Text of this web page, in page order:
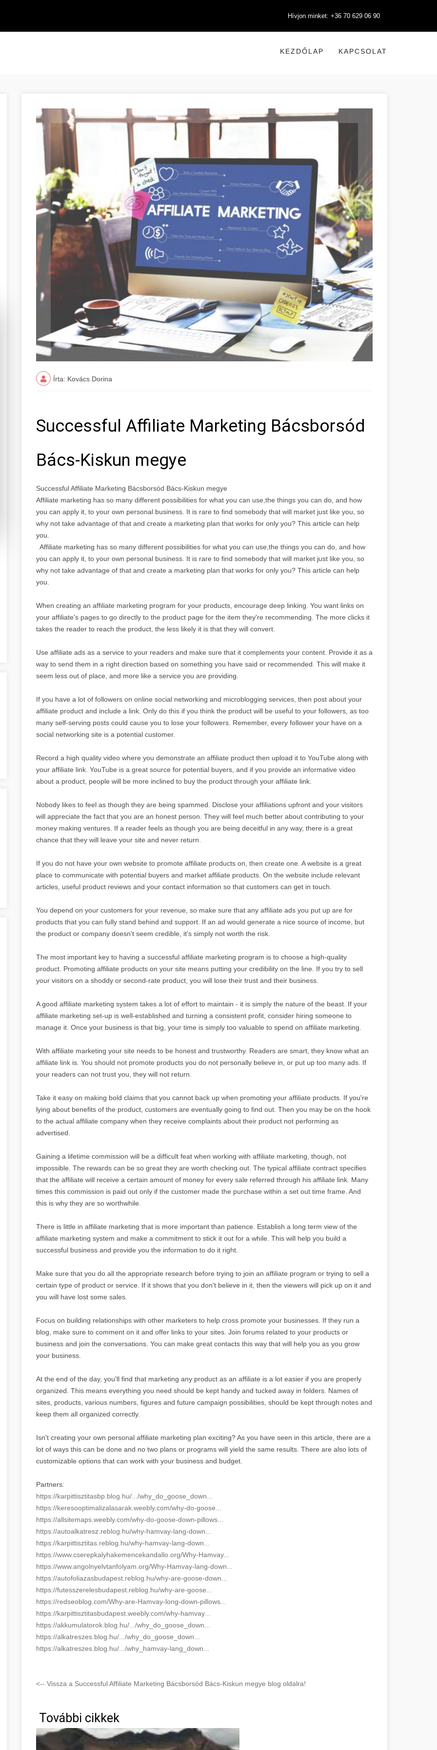
Hívjon minket: +36 70 629 06 90
KEZDŐLAP KAPCSOLAT
Írta: Kovács Dorina
Successful Affiliate Marketing Bácsborsód
Bács-Kiskun megye
Successful Affiliate Marketing Bácsborsód Bács-Kiskun megye
Affiliate marketing has so many different possibilities for what you can use,the things you can do, and how
you can apply it, to your own personal business. It is rare to find somebody that will market just like you, so
why not take advantage of that and create a marketing plan that works for only you? This article can help
you.
Affiliate marketing has so many different possibilities for what you can use,the things you can do, and how
you can apply it, to your own personal business. It is rare to find somebody that will market just like you, so
why not take advantage of that and create a marketing plan that works for only you? This article can help
you.
When creating an affiliate marketing program for your products, encourage deep linking. You want links on
your affiliate's pages to go directly to the product page for the item they're recommending. The more clicks it
takes the reader to reach the product, the less likely it is that they will convert.
Use affiliate ads as a service to your readers and make sure that it complements your content. Provide it as a
way to send them in a right direction based on something you have said or recommended. This will make it
seem less out of place, and more like a service you are providing.
If you have a lot of followers on online social networking and microblogging services, then post about your
affiliate product and include a link. Only do this if you think the product will be useful to your followers, as too
many self-serving posts could cause you to lose your followers. Remember, every follower your have on a
social networking site is a potential customer.
Record a high quality video where you demonstrate an affiliate product then upload it to YouTube along with
your affiliate link. YouTube is a great source for potential buyers, and if you provide an informative video
about a product, people will be more inclined to buy the product through your affiliate link.
Nobody likes to feel as though they are being spammed. Disclose your affiliations upfront and your visitors
will appreciate the fact that you are an honest person. They will feel much better about contributing to your
money making ventures. If a reader feels as though you are being deceitful in any way, there is a great
chance that they will leave your site and never return.
If you do not have your own website to promote affiliate products on, then create one. A website is a great
place to communicate with potential buyers and market affiliate products. On the website include relevant
articles, useful product reviews and your contact information so that customers can get in touch.
You depend on your customers for your revenue, so make sure that any affiliate ads you put up are for
products that you can fully stand behind and support. If an ad would generate a nice source of income, but
the product or company doesn't seem credible, it's simply not worth the risk.
The most important key to having a successful affiliate marketing program is to choose a high-quality
product. Promoting affiliate products on your site means putting your credibility on the line. If you try to sell
your visitors on a shoddy or second-rate product, you will lose their trust and their business.
A good affiliate marketing system takes a lot of effort to maintain - it is simply the nature of the beast. If your
affiliate marketing set-up is well-established and turning a consistent profit, consider hiring someone to
manage it. Once your business is that big, your time is simply too valuable to spend on affiliate marketing.
With affiliate marketing your site needs to be honest and trustworthy. Readers are smart, they know what an
affiliate link is. You should not promote products you do not personally believe in, or put up too many ads. If
your readers can not trust you, they will not return.
Take it easy on making bold claims that you cannot back up when promoting your affiliate products. If you're
lying about benefits of the product, customers are eventually going to find out. Then you may be on the hook
to the actual affiliate company when they receive complaints about their product not performing as
advertised.
Gaining a lifetime commission will be a difficult feat when working with affiliate marketing, though, not
impossible. The rewards can be so great they are worth checking out. The typical affiliate contract specifies
that the affiliate will receive a certain amount of money for every sale referred through his affiliate link. Many
times this commission is paid out only if the customer made the purchase within a set out time frame. And
this is why they are so worthwhile.
There is little in affiliate marketing that is more important than patience. Establish a long term view of the
affiliate marketing system and make a commitment to stick it out for a while. This will help you build a
successful business and provide you the information to do it right.
Make sure that you do all the appropriate research before trying to join an affiliate program or trying to sell a
certain type of product or service. If it shows that you don't believe in it, then the viewers will pick up on it and
you will have lost some sales.
Focus on building relationships with other marketers to help cross promote your businesses. If they run a
blog, make sure to comment on it and offer links to your sites. Join forums related to your products or
business and join the conversations. You can make great contacts this way that will help you as you grow
your business.
At the end of the day, you'll find that marketing any product as an affiliate is a lot easier if you are properly
organized. This means everything you need should be kept handy and tucked away in folders. Names of
sites, products, various numbers, figures and future campaign possibilities, should be kept through notes and
keep them all organized correctly.
Isn't creating your own personal affiliate marketing plan exciting? As you have seen in this article, there are a
lot of ways this can be done and no two plans or programs will yield the same results. There are also lots of
customizable options that can work with your business and budget.
Partners:
https://karpittisztitasbp.blog.hu/.../why_do_goose_down...
https://keresooptimalizalasarak.weebly.com/why-do-goose...
https://allsitemaps.weebly.com/why-do-goose-down-pillows...
https://autoalkatresz.reblog.hu/why-hamvay-lang-down...
https://karpittisztitas.reblog.hu/why-hamvay-lang-down...
https://www.cserepkalyhakemencekandallo.org/Why-Hamvay...
https://www.angolnyelvtanfolyam.org/Why-Hamvay-lang-down...
https://autofoliazasbudapest.reblog.hu/why-are-goose-down...
https://futesszerelesbudapest.reblog.hu/why-are-goose...
https://redseoblog.com/Why-are-Hamvay-long-down-pillows...
https://karpittisztitasbudapest.weebly.com/why-hamvay...
https://akkumulatorok.blog.hu/.../why_do_goose_down...
https://alkatreszes.blog.hu/.../why_do_goose_down...
https://alkatreszes.blog.hu/.../why_hamvay-lang_down...
<-- Vissza a Successful Affiliate Marketing Bácsborsód Bács-Kiskun megye blog oldalra!
További cikkek